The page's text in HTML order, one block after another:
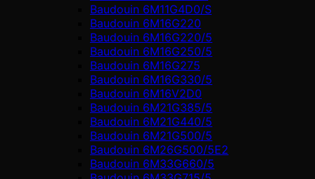
Baudouin 6M11G4D0/S
Baudouin 6M16G220
Baudouin 6M16G220/5
Baudouin 6M16G250/5
Baudouin 6M16G275
Baudouin 6M16G330/5
Baudouin 6M16V2D0
Baudouin 6M21G385/5
Baudouin 6M21G440/5
Baudouin 6M21G500/5
Baudouin 6M26G500/5E2
Baudouin 6M33G660/5